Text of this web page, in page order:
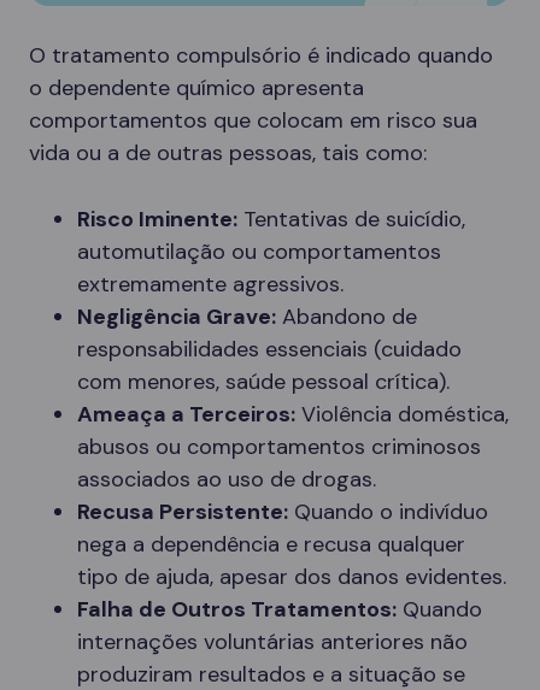
O tratamento compulsório é indicado quando
o dependente químico apresenta
comportamentos que colocam em risco sua
vida ou a de outras pessoas, tais como:
Risco Iminente: Tentativas de suicídio,
automutilação ou comportamentos
extremamente agressivos.
Negligência Grave: Abandono de
responsabilidades essenciais (cuidado
com menores, saúde pessoal crítica).
Ameaça a Terceiros: Violência doméstica,
abusos ou comportamentos criminosos
associados ao uso de drogas.
Recusa Persistente: Quando o indivíduo
nega a dependência e recusa qualquer
tipo de ajuda, apesar dos danos evidentes.
Falha de Outros Tratamentos: Quando
internações voluntárias anteriores não
produziram resultados e a situação se